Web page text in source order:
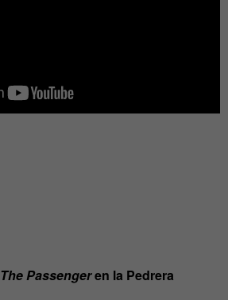
The Passengeren la Pedrera